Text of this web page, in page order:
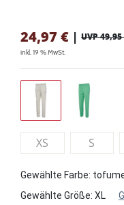
24,97 € | UVP 49,95
inkl. 19 % MwSt.
XS S
Gewählte Farbe:
Gewählte Größe: XL